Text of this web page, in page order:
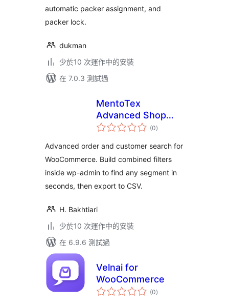
automatic packer assignment, and
packer lock.
dukman
少於10 次運作中的安裝
在 7.0.3 測試過
MentoTex
Advanced Shop
Search for
(0總
評)
Advanced order and customer search for
WooCommerce. Build combined filters
inside wp-admin to find any segment in
seconds, then export to CSV.
H. Bakhtiari
少於10 次運作中的安裝
在 6.9.6 測試過
Velnai for
WooCommerce
(0總
評)